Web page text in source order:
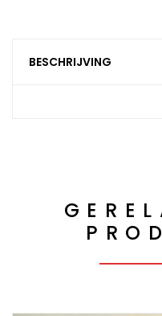
BESCHRIJVING